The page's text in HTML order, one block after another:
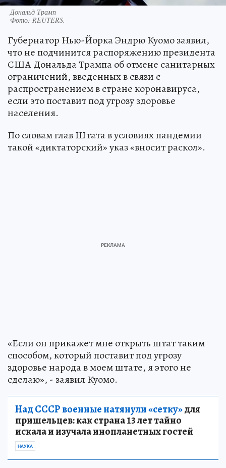
Дональд Трамп
Фото: REUTERS.
Губернатор Нью-Йорка Эндрю Куомо заявил,
что не подчинится распоряжению президента
США Дональда Трампа об отмене санитарных
ограничений, введенных в связи с
распространением в стране коронавируса,
если это поставит под угрозу здоровье
населения.
По словам глав Штата в условиях пандемии
такой «диктаторский» указ «вносит раскол».
«Если он прикажет мне открыть штат таким
способом, который поставит под угрозу
здоровье народа в моем штате, я этого не
сделаю», - заявил Куомо.
Над СССР военные натянули «сетку»для
пришельцев: как страна 13 лет тайно
искала и изучала инопланетных гостей
НАУКА